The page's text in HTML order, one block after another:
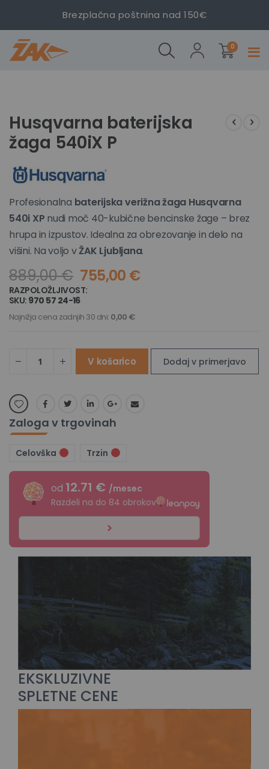
Brezplačna poštnina nad 150€
0izdelki
galerije
slik
baterijska
žaga
baterijska
žaga
galerije
slik
Husqvarna baterijska
žaga 540iX P
Profesionalna baterijska verižna žaga Husqvarna
540i XP nudi moč 40-kubične bencinske žage – brez
hrupa in izpustov. Idealna za obrezovanje in delo na
višini. Na voljo vŽAK Ljubljana.
889,00 € 755,00 €
RAZPOLOŽLJIVOST:
SKU 970 57 24-16
Najnižja cena zadnjih 30 dni: 0,00 €
V košarico Dodaj v primerjavo
Zaloga v trgovinah
Celovška Trzin
od 12.71 € /mesec
Razdeli na do 84 obrokov
EKSKLUZIVNE
SPLETNE CENE